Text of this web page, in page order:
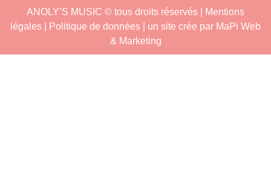
ANOLY’S MUSIC © tous droits réservés |
Mentions
légales | Politique de données | un site crée par MaPi Web
& Marketing